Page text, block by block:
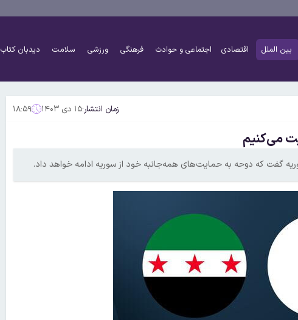
بین الملل اقتصادی اجتماعی و حوادث فرهنگی ورزشی سلامت دیدبان کتاب
زمان انتشار:۱۵ دی ۱۴۰۳ ۱۸:۵۹
می‌کنیم
گفت که دوحه به حمایت‌های همه‌جانبه خود از سوریه ادامه خواهد داد.